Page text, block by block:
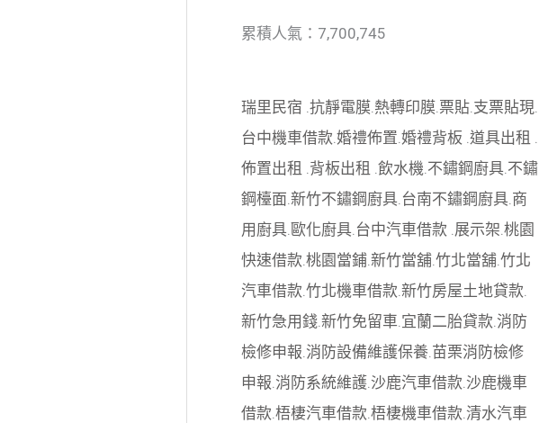
累積人氣：7,700,745
瑞里民宿 抗靜電膜. 熱轉印膜. 票貼. 支票貼現
台中機車借款 婚禮佈置 婚禮背板 道具出租
佈置出租 背板出租 飲水機 不鏽鋼廚具. 不鏽
鋼檯面 新竹不鏽鋼廚具. 台南不鏽鋼廚具. 商
用廚具. 歐化廚具. 台中汽車借款 展示架 桃園
快速借款 桃園當鋪. 新竹當舖. 竹北當舖. 竹北
汽車借款 竹北機車借款 新竹房屋土地貸款
新竹急用錢. 新竹免留車. 宜蘭二胎貸款 消防
檢修申報 消防設備維護保養 苗栗消防檢修
申報 消防系統維護. 沙鹿汽車借款 沙鹿機車
借款 梧棲汽車借款 梧棲機車借款 清水汽車